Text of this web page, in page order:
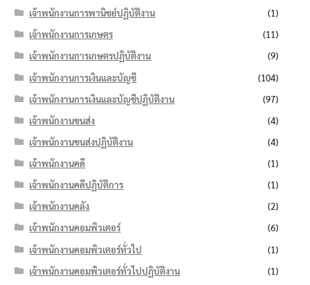
เจ้าพนักงานการพานิชย์ปฏิบัติงาน
(1)
เจ้าพนักงานการเกษตร
(11)
เจ้าพนักงานการเกษตรปฏิบัติงาน
(9)
เจ้าพนักงานการเงินและบัญชี
(104)
เจ้าพนักงานการเงินและบัญชีปฏิบัติงาน
(97)
เจ้าพนักงานขนส่ง
(4)
เจ้าพนักงานขนส่งปฏิบัติงาน
(4)
เจ้าพนักงานคดี
(1)
เจ้าพนักงานคดีปฏิบัติการ
(1)
เจ้าพนักงานคลัง
(2)
เจ้าพนักงานคอมพิวเตอร์
(6)
เจ้าพนักงานคอมพิวเตอร์ทั่วไป
(1)
เจ้าพนักงานคอมพิวเตอร์ทั่วไปปฏิบัติงาน
(1)